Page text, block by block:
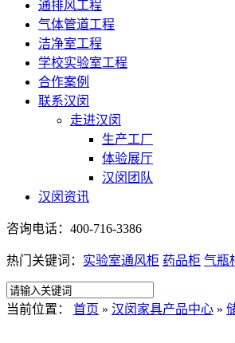
通排风工程
气体管道工程
洁净室工程
学校实验室工程
合作案例
联系汉闵
走进汉闵
生产工厂
体验展厅
汉闵团队
汉闵资讯
咨询电话：400-716-3386
热门关键词： 实验室通风柜 药品柜 气瓶
当前位置： 首页 » 汉闵家具产品中心 »